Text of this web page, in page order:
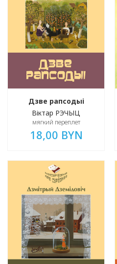
Дзве рапсодыі
Віктар РЭЧЫЦ
мягкий переплет
18,00 BYN